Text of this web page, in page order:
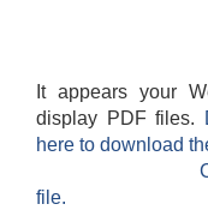
It appears your
display PDF files.
here to download
file.